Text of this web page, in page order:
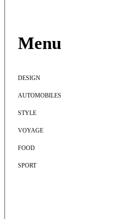
Menu
DESIGN
AUTOMOBILES
STYLE
VOYAGE
FOOD
SPORT